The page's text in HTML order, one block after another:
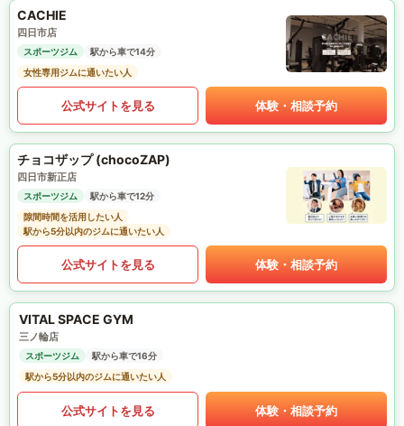
CACHIE
四日市店
スポーツジム
駅から車で14分
女性専用ジムに通いたい人
公式サイトを見る 体験・相談予約
チョコザップ (chocoZAP)
四日市新正店
スポーツジム
駅から車で12分
隙間時間を活用したい人
駅から5分以内のジムに通いたい人
公式サイトを見る 体験・相談予約
VITAL SPACE GYM
三ノ輪店
スポーツジム
駅から車で16分
駅から5分以内のジムに通いたい人
公式サイトを見る 体験・相談予約